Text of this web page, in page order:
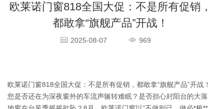
欧莱诺门窗818全国大促：不是所有促销，
都敢拿“旗舰产品”开战！
2025-08-07 969
欧莱诺门窗818全国大促：不是所有促销，都敢拿“旗舰产品”开战！
您是否还在为深夜窗外的车流声辗转难眠？是否担心封阳台的大落